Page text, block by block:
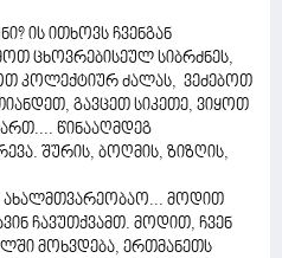
ის ითხოვს ჩვენგან
ცხოვრებისეულ სიბრძნეს,
კოლექტიურ ძალას, ვეძებოთ
გავცეთ სიკეთე, ვიყოთ
წინააღმდეგ
შურის, ბოღმის, ზიზღის,
ახალმთვარეობაო... მოდით
ჩავუთქვამთ. მოდით, ჩვენ
მოხვდება, ერთმანეთს